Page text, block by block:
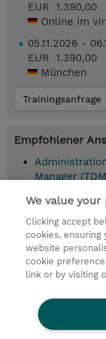
EUR 1.390,00
Online im
05.11.2026 -
EUR 1.390,00
München
Trainingsanfrage
Empfohlener
Manager
Microsoft
und MCM
(TDM-MEC3)
Investor
We value your
Clicking accept
cookies,
website
cookie
link or by visiting